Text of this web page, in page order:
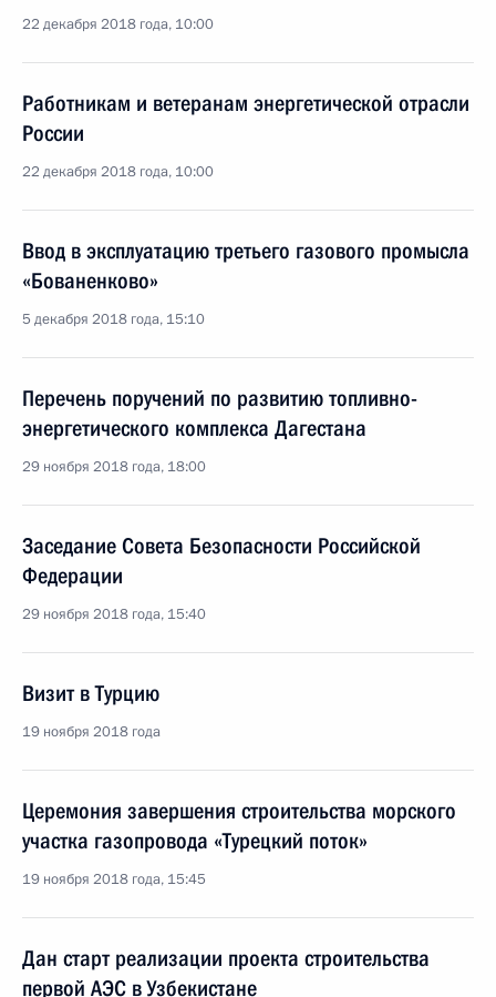
22 декабря 2018 года, 10:00
Работникам и ветеранам энергетической отрасли
России
22 декабря 2018 года, 10:00
Ввод в эксплуатацию третьего газового промысла
«Бованенково»
5 декабря 2018 года, 15:10
Перечень поручений по развитию топливно-
энергетического комплекса Дагестана
29 ноября 2018 года, 18:00
Заседание Совета Безопасности Российской
Федерации
29 ноября 2018 года, 15:40
Визит в Турцию
19 ноября 2018 года
Церемония завершения строительства морского
участка газопровода «Турецкий поток»
19 ноября 2018 года, 15:45
Дан старт реализации проекта строительства
первой АЭС в Узбекистане